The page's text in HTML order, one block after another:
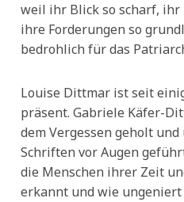
weil ihr Blick so scharf, ihr
ihre Forderungen so
bedrohlich für das
Louise Dittmar ist seit
präsent. Gabriele Käfer-
dem Vergessen geholt
Schriften vor Augen
die Menschen ihrer Zeit
erkannt und wie